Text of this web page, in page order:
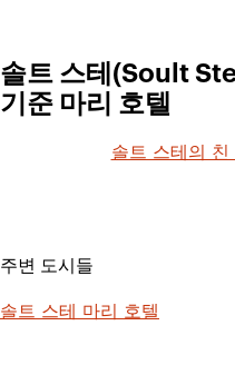
솔트 스테(Soult
기준 마리 호텔
솔트 스테의
주변 도시들
솔트 스테 마리 호텔